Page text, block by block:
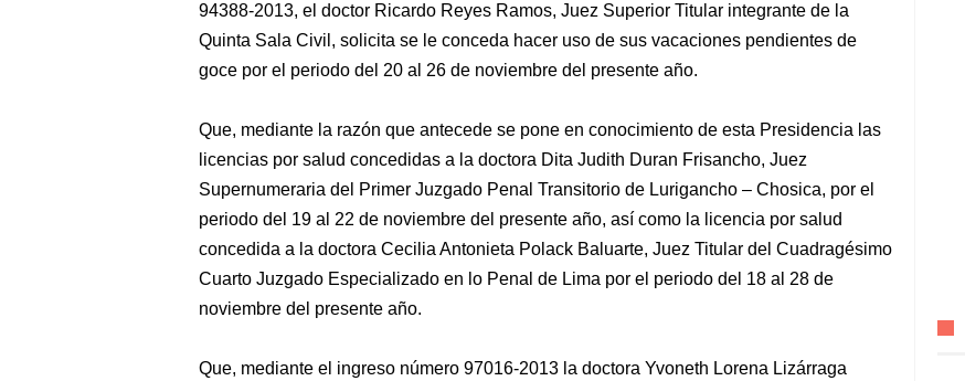
94388-2013, el doctor Ricardo Reyes Ramos, Juez Superior Titular integrante de la
Quinta Sala Civil, solicita se le conceda hacer uso de sus vacaciones pendientes de
goce por el periodo del 20 al 26 de noviembre del presente año.
Que, mediante la razón que antecede se pone en conocimiento de esta Presidencia las
licencias por salud concedidas a la doctora Dita Judith Duran Frisancho, Juez
Supernumeraria del Primer Juzgado Penal Transitorio de Lurigancho – Chosica, por el
periodo del 19 al 22 de noviembre del presente año, así como la licencia por salud
concedida a la doctora Cecilia Antonieta Polack Baluarte, Juez Titular del Cuadragésimo
Cuarto Juzgado Especializado en lo Penal de Lima por el periodo del 18 al 28 de
noviembre del presente año.
Que, mediante el ingreso número 97016-2013 la doctora Yvoneth Lorena Lizárraga